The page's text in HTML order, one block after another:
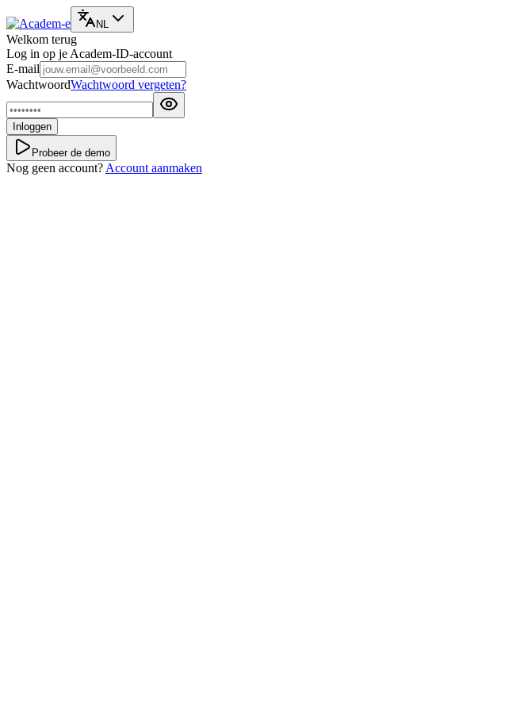
NL
Welkom terug
Log in op je Academ-ID-account
E-mail
WachtwoordWachtwoord vergeten?
Inloggen
Probeer de demo
Nog geen account? Account aanmaken